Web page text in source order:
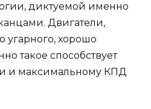
диктуемой именно
Двигатели,
угарного, хорошо
такое способствует
и максимальному КПД